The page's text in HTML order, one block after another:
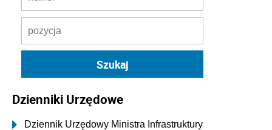
Dzienniki Urzędowe
Dziennik Urzędowy Ministra Infrastruktury